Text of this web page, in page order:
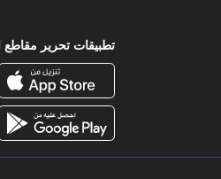
تطبيقات تحرير مقاطع